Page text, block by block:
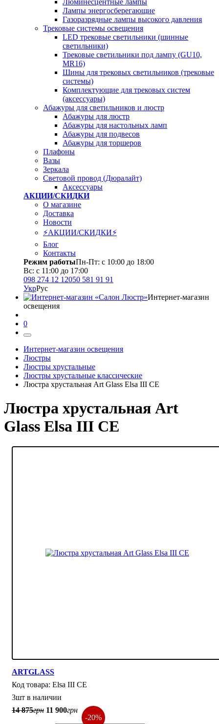
Люминесцентные лампы
Лампы энергосберегающие
Газоразрядные лампы высокого давления
Трековые системы освещения
LED трековые светильники (шинные
светильники)
Трековые светильники под лампу (GU10,
MR16)
Шины для трековых светильников (трековые
системы)
Комплектующие для трековых систем
(аксессуары)
Абажуры для светильников и люстр
Абажуры для люстр
Абажуры для настольных ламп
Абажуры для подвесов
Абажуры для торшеров
Плафоны
Вазы
Зеркала
Световой провод (Дюралайт)
Аксессуары
АКЦИИ/СКИДКИ
О магазине
Доставка
Новости
⚡АКЦИИ/СКИДКИ⚡
Блог
Контакты
Режим работыПн-Пт: с 10:00 до 18:00
Вс: с 11:00 до 17:00
098 274 12 12050 581 91 91
УкрРус
Интернет-магазин
освещения
0
Интернет-магазин освещения
Люстры
Люстры хрустальные
Люстры хрустальные классические
Люстра хрустальная Art Glass Elsa III CE
Люстра хрустальная Art
Glass Elsa III CE
ARTGLASS
Elsa III CE
3шт в наличии
-20%
14 875грн 11 900грн